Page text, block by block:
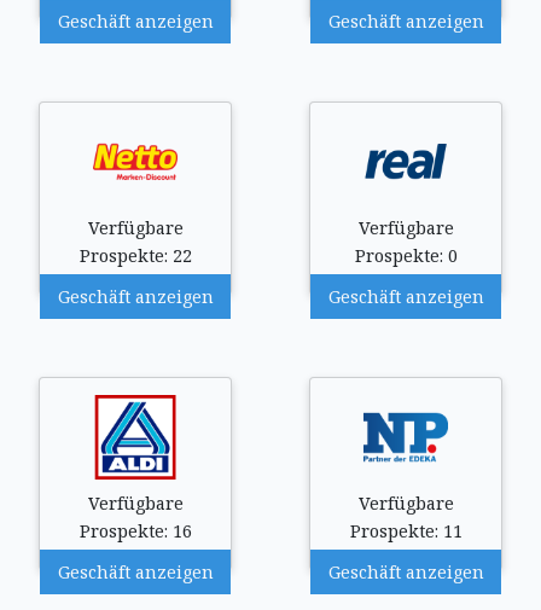
Geschäft anzeigen
Geschäft anzeigen
Verfügbare
Prospekte: 22
Geschäft anzeigen
Verfügbare
Prospekte: 0
Geschäft anzeigen
Verfügbare
Prospekte: 16
Geschäft anzeigen
Verfügbare
Prospekte: 11
Geschäft anzeigen